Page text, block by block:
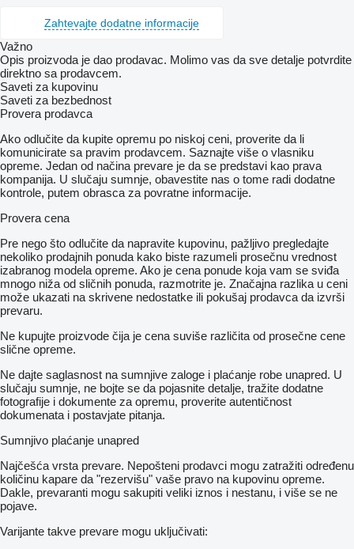
Zahtevajte dodatne informacije
Važno
Opis proizvoda je dao prodavac. Molimo vas da sve detalje potvrdite
direktno sa prodavcem.
Saveti za kupovinu
Saveti za bezbednost
Provera prodavca
Ako odlučite da kupite opremu po niskoj ceni, proverite da li
komunicirate sa pravim prodavcem. Saznajte više o vlasniku
opreme. Jedan od načina prevare je da se predstavi kao prava
kompanija. U slučaju sumnje, obavestite nas o tome radi dodatne
kontrole, putem obrasca za povratne informacije.
Provera cena
Pre nego što odlučite da napravite kupovinu, pažljivo pregledajte
nekoliko prodajnih ponuda kako biste razumeli prosečnu vrednost
izabranog modela opreme. Ako je cena ponude koja vam se sviđa
mnogo niža od sličnih ponuda, razmotrite je. Značajna razlika u ceni
može ukazati na skrivene nedostatke ili pokušaj prodavca da izvrši
prevaru.
Ne kupujte proizvode čija je cena suviše različita od prosečne cene
slične opreme.
Ne dajte saglasnost na sumnjive zaloge i plaćanje robe unapred. U
slučaju sumnje, ne bojte se da pojasnite detalje, tražite dodatne
fotografije i dokumente za opremu, proverite autentičnost
dokumenata i postavjate pitanja.
Sumnjivo plaćanje unapred
Najčešća vrsta prevare. Nepošteni prodavci mogu zatražiti određenu
količinu kapare da "rezervišu" vaše pravo na kupovinu opreme.
Dakle, prevaranti mogu sakupiti veliki iznos i nestanu, i više se ne
pojave.
Varijante takve prevare mogu uključivati: